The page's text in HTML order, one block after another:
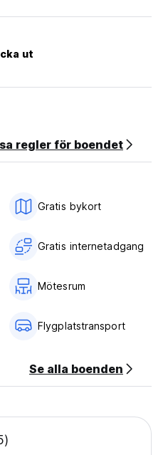
Backpackers Hostel,
700 km. Närmaste flygplats
Hostel. (Auto-translated
ut
regler för boendet
Gratis bykort
Gratis internetadgang
Mötesrum
Flygplatstransport
Se alla boenden